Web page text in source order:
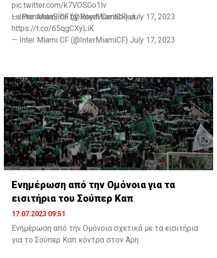
pic.twitter.com/k7VOSGo1lv
— Inter Miami CF (@InterMiamiCF)July 17, 2023
La PresentaSÍon by Royal Caribbean
https://t.co/65qgCXyLiK
— Inter Miami CF (@InterMiamiCF) July 17, 2023
Ενημέρωση από την Ομόνοια για τα
εισιτήρια του Σούπερ Καπ
17.07.2023 09:51
Ενημέρωση από την Ομόνοια σχετικά με τα εισιτήρια
για το Σούπερ Καπ κόντρα στον Άρη.